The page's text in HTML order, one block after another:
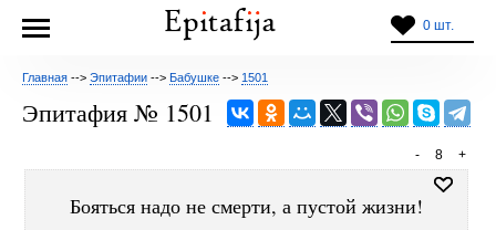
0 шт.
Главная --> Эпитафии --> Бабушке --> 1501
Эпитафия № 1501
+
8
-
Бояться надо не смерти, а пустой жизни!